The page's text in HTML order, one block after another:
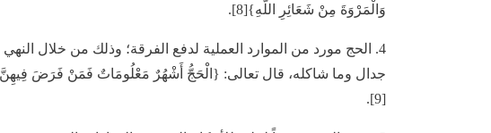
وَالْمَرْوَةَ مِنْ شَعَائِرِ اللَّهِ}[8].
4. الحج مورد من الموارد العملية لدفع الفرقة؛ وذلك من خلال
جدال وما شاكله، قال تعالى: {الْحَجُّ أَشْهُرٌ مَعْلُومَاتٌ فَمَنْ فَرَضَ
[9].